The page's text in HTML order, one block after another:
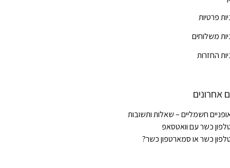
פרטיות
משלוחים
החזרות
אחרונים
חשמליים – שאלות ותשובות
כשר עם וואטסאפ
כשר או סמארטפון כשר?